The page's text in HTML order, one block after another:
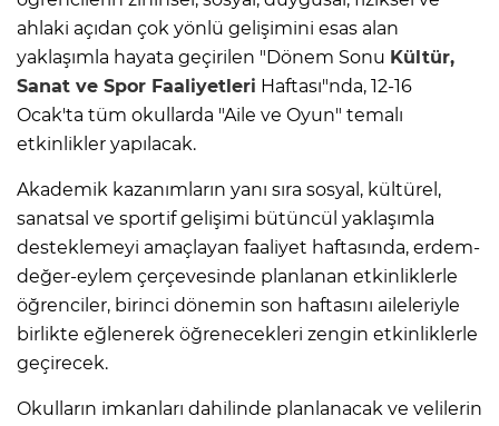
ahlaki açıdan çok yönlü gelişimini esas alan
yaklaşımla hayata geçirilen "Dönem Sonu Kültür,
Sanat ve Spor Faaliyetleri Haftası"nda, 12-16
Ocak'ta tüm okullarda "Aile ve Oyun" temalı
etkinlikler yapılacak.
Akademik kazanımların yanı sıra sosyal, kültürel,
sanatsal ve sportif gelişimi bütüncül yaklaşımla
desteklemeyi amaçlayan faaliyet haftasında, erdem-
değer-eylem çerçevesinde planlanan etkinliklerle
öğrenciler, birinci dönemin son haftasını aileleriyle
birlikte eğlenerek öğrenecekleri zengin etkinliklerle
geçirecek.
Okulların imkanları dahilinde planlanacak ve velilerin